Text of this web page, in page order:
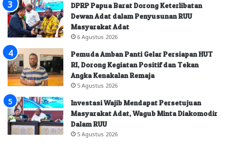
DPRP Papua Barat Dorong Keterlibatan
Dewan Adat dalam Penyusunan RUU
Masyarakat Adat
6 Agustus 2026
Pemuda Amban Panti Gelar Persiapan HUT
RI, Dorong Kegiatan Positif dan Tekan
Angka Kenakalan Remaja
5 Agustus 2026
Investasi Wajib Mendapat Persetujuan
Masyarakat Adat, Wagub Minta Diakomodir
Dalam RUU
5 Agustus 2026